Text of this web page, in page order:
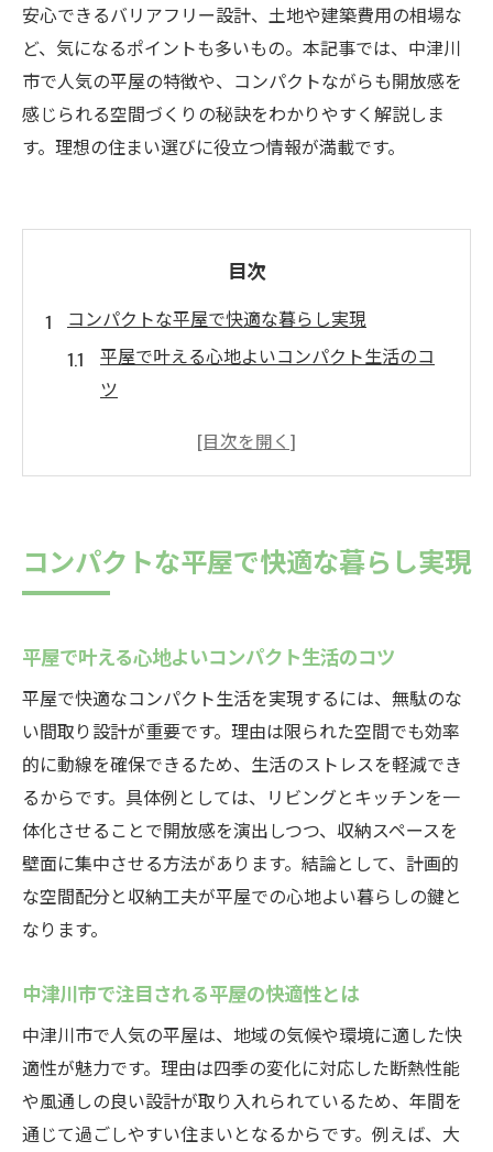
安心できるバリアフリー設計、土地や建築費用の相場な
ど、気になるポイントも多いもの。本記事では、中津川
市で人気の平屋の特徴や、コンパクトながらも開放感を
感じられる空間づくりの秘訣をわかりやすく解説しま
す。理想の住まい選びに役立つ情報が満載です。
目次
コンパクトな平屋で快適な暮らし実現
平屋で叶える心地よいコンパクト生活のコ
ツ
中津川市で注目される平屋の快適性とは
平屋で日常を豊かにする暮らし方
平屋ならではの間取りが選ばれる理由
家族の変化に柔軟な平屋間取りの特徴
コンパクトでも使いやすい平屋設計
平屋間取りが人気を集める秘密とは
平屋が支持される背景と実用性に注目
間取りの工夫で広がる平屋の可能性
無駄を省いた平屋設計の工夫とは
動線を意識した平屋設計の工夫ポイント
コンパクト平屋で叶う効率的な空間活用
最小限スペースを活かす平屋設計の考え方
日常動線を重視した平屋のレイアウト術
平屋の無駄を省く設計で暮らしやすさ実現
老後も安心できる平屋の考え方
コンパクトな平屋で快適な暮らし実現
平屋で叶える心地よいコンパクト生活のコツ
平屋で快適なコンパクト生活を実現するには、無駄のな
い間取り設計が重要です。理由は限られた空間でも効率
的に動線を確保できるため、生活のストレスを軽減でき
るからです。具体例としては、リビングとキッチンを一
体化させることで開放感を演出しつつ、収納スペースを
壁面に集中させる方法があります。結論として、計画的
な空間配分と収納工夫が平屋での心地よい暮らしの鍵と
なります。
中津川市で注目される平屋の快適性とは
中津川市で人気の平屋は、地域の気候や環境に適した快
適性が魅力です。理由は四季の変化に対応した断熱性能
や風通しの良い設計が取り入れられているため、年間を
通じて過ごしやすい住まいとなるからです。例えば、大